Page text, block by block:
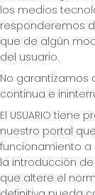
los medios
responderemos
que de algún
del usuario.
No garantizamos
continua e
El USUARIO
nuestro portal
funcionamiento a
la introducción
que altere el